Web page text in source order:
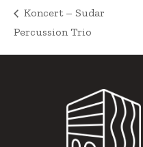
Koncert – Sudar
Percussion Trio